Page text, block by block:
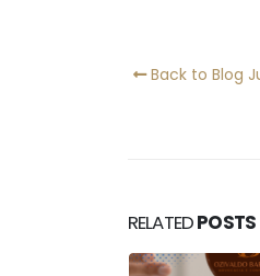
Back to Blog
RELATEDPOSTS